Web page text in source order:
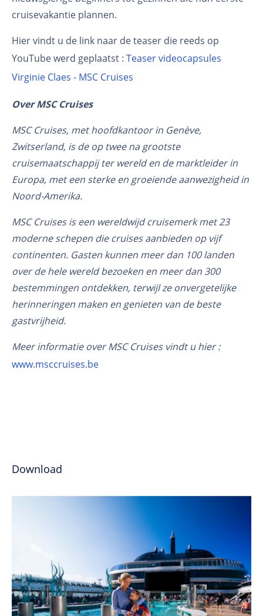
cruisevakantie plannen.
Hier vindt u de link naar de teaser die reeds op
YouTube werd geplaatst : Teaser videocapsules
Virginie Claes - MSC Cruises
Over MSC Cruises
MSC Cruises, met hoofdkantoor in Genève,
Zwitserland, is de op twee na grootste
cruisemaatschappij ter wereld en de marktleider in
Europa, met een sterke en groeiende aanwezigheid in
Noord-Amerika.
MSC Cruises is een wereldwijd cruisemerk met 23
moderne schepen die cruises aanbieden op vijf
continenten. Gasten kunnen meer dan 100 landen
over de hele wereld bezoeken en meer dan 300
bestemmingen ontdekken, terwijl ze onvergetelijke
herinneringen maken en genieten van de beste
gastvrijheid.
Meer informatie over MSC Cruises vindt u hier :
www.msccruises.be
Download